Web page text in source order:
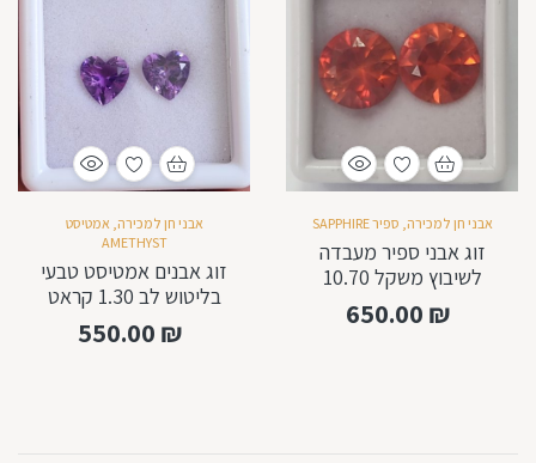
אבני חן למכירה ספיר SAPPHIRE
זוג אבני ספיר מעבדה
לשיבוץ משקל 10.70
קראט 10 ממ650.00 ₪
אבני חן למכירה אמטיסט
AMETHYST
זוג אבנים אמטיסט טבעי
בליטוש לב 1.30 קראט
550.00 ₪